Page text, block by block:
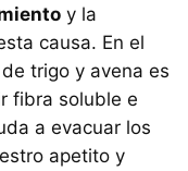
y la
causa. En el
trigo y avena es
fibra soluble e
a evacuar los
apetito y